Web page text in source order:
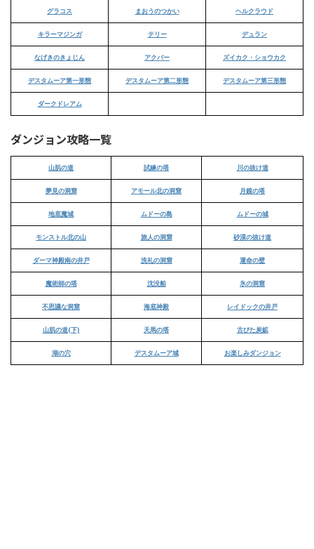
グラコス まおうのつかい ヘルクラウド
キラーマジンガ テリー デュラン
なげきのきょじん アクバー ズイカク・ショウカク
デスタムーア第一形態 デスタムーア第二形態 デスタムーア第三形態
ダークドレアム
ダンジョン攻略一覧
山肌の道 試練の塔 川の抜け道
夢見の洞窟 アモール北の洞窟 月鏡の塔
地底魔城 ムドーの島 ムドーの城
モンストル北の山 旅人の洞窟 砂漠の抜け道
ダーマ神殿南の井戸 洗礼の洞窟 運命の壁
魔術師の塔 沈没船 氷の洞窟
不思議な洞窟 海底神殿 レイドックの井戸
山肌の道(下) 天馬の塔 古びた炭鉱
湖の穴 デスタムーア城 お楽しみダンジョン